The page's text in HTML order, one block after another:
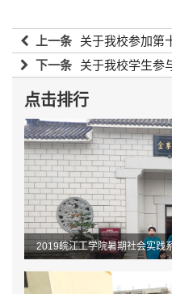
上一条
关于我校参加第
大学生创业计划竞赛名单的
下一条
关于我校学生参
“挑战杯”陕汽集团陕西省大
点击排行
2019皖江工学院暑期社会实践